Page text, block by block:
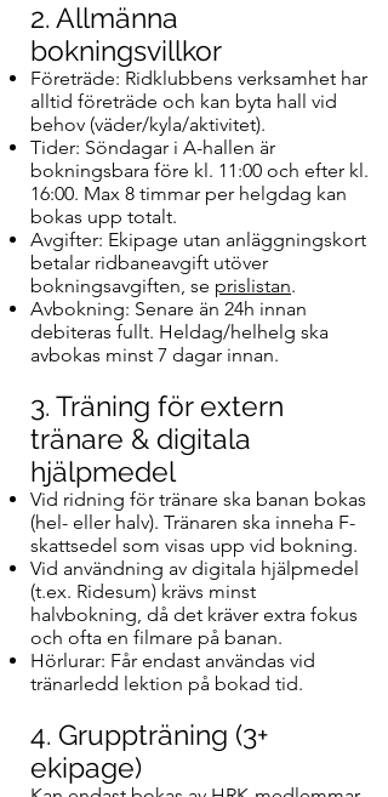
2. Allmänna
bokningsvillkor
Företräde: Ridklubbens verksamhet har
alltid företräde och kan byta hall vid
behov (väder/kyla/aktivitet).
Tider: Söndagar i A-hallen är
bokningsbara före kl. 11:00 och efter kl.
16:00. Max 8 timmar per helgdag kan
bokas upp totalt.
Avgifter: Ekipage utan anläggningskort
betalar ridbaneavgift utöver
bokningsavgiften, se prislistan.
Avbokning: Senare än 24h innan
debiteras fullt. Heldag/helhelg ska
avbokas minst 7 dagar innan.
3. Träning för extern
tränare & digitala
hjälpmedel
Vid ridning för tränare ska banan bokas
(hel- eller halv). Tränaren ska inneha F-
skattsedel som visas upp vid bokning.
Vid användning av digitala hjälpmedel
(t.ex. Ridesum) krävs minst
halvbokning, då det kräver extra fokus
och ofta en filmare på banan.
Hörlurar: Får endast användas vid
tränarledd lektion på bokad tid.
4. Gruppträning (3+
ekipage)